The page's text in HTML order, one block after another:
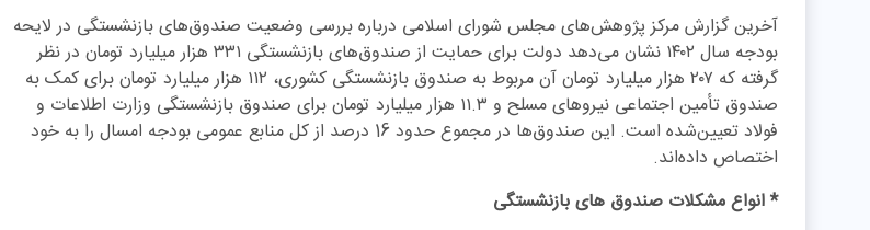
آخرین گزارش مرکز پژوهش‌های مجلس شورای اسلامی درباره بررسی وضعیت صندوق‌های بازنشستگی در لایحه
بودجه سال ۱۴۰۲ نشان می‌دهد دولت برای حمایت از صندوق‌های بازنشستگی ۳۳۱ هزار میلیارد تومان در نظر
گرفته که ۲۰۷ هزار میلیارد تومان آن مربوط به صندوق بازنشستگی کشوری، ۱۱۲ هزار میلیارد تومان برای کمک به
صندوق تأمین اجتماعی نیروهای مسلح و ۱۱.۳ هزار میلیارد تومان برای صندوق بازنشستگی وزارت اطلاعات و
فولاد تعیین‌شده است. این صندوق‌ها در مجموع حدود 16 درصد از کل منابع عمومی بودجه امسال را به خود
اختصاص داده‌اند.
* انواع مشکلات صندوق های بازنشستگی